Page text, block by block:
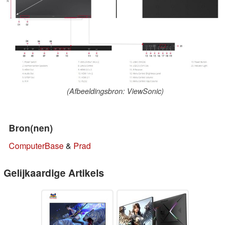
(Afbeeldingsbron: ViewSonic)
Bron(nen)
ComputerBase& Prad
Gelijkaardige Artikels